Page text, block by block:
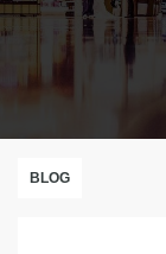
BLOG